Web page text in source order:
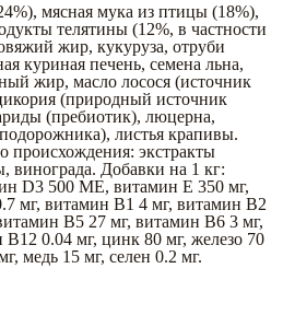
мясная мука из птицы (18%),
телятины (12%, в частности
жир, кукуруза, отруби
куриная печень, семена льна,
жир, масло лосося (источник
(природный источник
(пребиотик), люцерна,
листья крапивы.
происхождения: экстракты
винограда. Добавки на 1 кг:
D3 500 МЕ, витамин Е 350 мг,
мг, витамин В1 4 мг, витамин В2
В5 27 мг, витамин В6 3 мг,
0.04 мг, цинк 80 мг, железо 70
медь 15 мг, селен 0.2 мг.